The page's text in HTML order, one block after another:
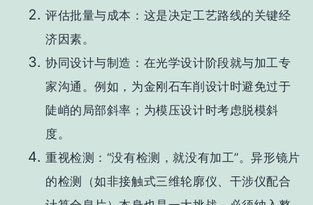
评估批量与成本 ：这是决定工艺路线的关键经
济因素。
协同设计与制造 ：在光学设计阶段就与加工专
家沟通。例如，为金刚石车削设计时避免过于
陡峭的局部斜率；为模压设计时考虑脱模斜
度。
重视检测 ：“没有检测，就没有加工”。异形镜片
的检测（如非接触式三维轮廓仪、干涉仪配合